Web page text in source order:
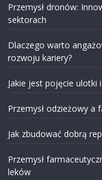
Przemysł dronów:
sektorach
Dlaczego warto
rozwoju kariery?
Jakie jest pojęcie ulotki
Przemysł odzieżowy a
Jak zbudować dobrą
Przemysł
leków